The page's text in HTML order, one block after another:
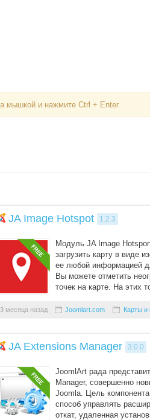
мышкой и нажмите Ctrl + Enter
JA Image Hotspot 1.2.3
Модуль JA Image
загрузить карту в виде
ее любой информацией
Вы можете отметить
точек на карте. На этих
3 месяца назад Joomlart.com Карты и
JA Extensions Manager 3.0.0
JoomlArt рада
Manager, совершенно
Joomla. Цель
способ управлять
откат, удаленная
Вступить в складчину
Забыли пароль?